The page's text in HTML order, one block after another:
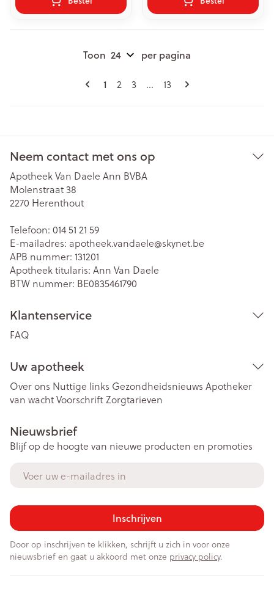
Pagina's
U lees momenteel pagina
1 Pagina
2 Pagina
3 ... Pagina
13
Toon per pagina
Neem contact met ons op
Apotheek Van Daele Ann BVBA
Molenstraat 38
2270 Herenthout
Telefoon: 014 51 21 59
E-mailadres: apotheek.vandaele@skynet.be
APB nummer: 131201
Apotheek titularis: Ann Van Daele
BTW nummer: BE0835461790
Klantenservice
FAQ
Uw apotheek
Over ons Nuttige links Gezondheidsnieuws Apotheker
van wachtVoorschriftZorgtarieven
Nieuwsbrief
Blijf op de hoogte van nieuwe producten en promoties
Inschrijven
Door op inschrijven te klikken, schrijft u zich in voor onze
nieuwsbrief en gaat u akkoord met onze privacy policy.